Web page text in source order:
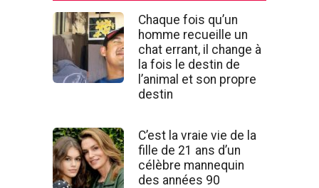
Chaque fois qu’un
homme recueille un
chat errant, il change à
la fois le destin de
l’animal et son propre
destin
C’est la vraie vie de la
fille de 21 ans d’un
célèbre mannequin
des années 90